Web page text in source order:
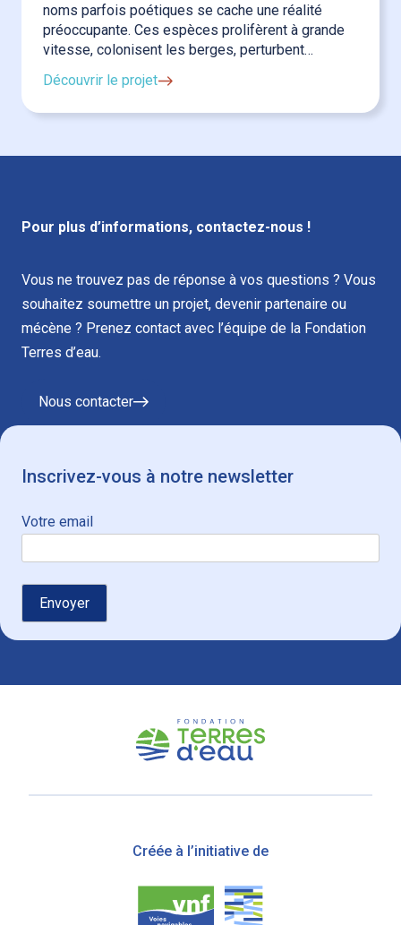
noms parfois poétiques se cache une réalité
préoccupante. Ces espèces prolifèrent à grande
vitesse, colonisent les berges, perturbent…
Découvrir le projet
Pour plus d’informations, contactez-nous !
Vous ne trouvez pas de réponse à vos questions ? Vous
souhaitez soumettre un projet, devenir partenaire ou
mécène ? Prenez contact avec l’équipe de la Fondation
Terres d’eau.
Nous contacter
Inscrivez-vous à notre newsletter
Votre email
Créée à l’initiative de